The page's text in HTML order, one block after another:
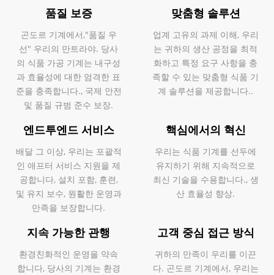
품질 보증
곤도르 기계에서,"품질 우
선" 우리의 만트라야. 당사
의 식품 가공 기계는 내구성
과 효율성에 대한 엄격한 표
준을 충족합니다., 국제 안전
및 품질 규범 준수 보장.
맞춤형 솔루션
업계 고유의 과제 이해, 우리
는 귀하의 생산 공정을 최적
화하고 특정 요구 사항을 충
족할 수 있는 맞춤형 식품 기
계 솔루션을 제공합니다..
엔드투엔드 서비스
배달 그 이상, 우리는 포괄적
인 애프터 서비스 지원을 제
공합니다, 설치 포함, 훈련,
및 유지 보수, 원활한 운영과
만족을 보장합니다.
핵심에서의 혁신
우리는 식품 기계를 선두에
유지하기 위해 지속적으로
최신 기술을 수용합니다., 생
산 효율성 향상.
지속 가능한 관행
환경친화적인 운영을 약속
합니다, 당사의 기계는 환경
고객 중심 접근 방식
귀하의 만족이 우리를 이끈
다. 곤도르 기계에서, 우리는